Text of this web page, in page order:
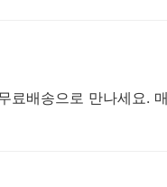
료배송으로 만나세요.